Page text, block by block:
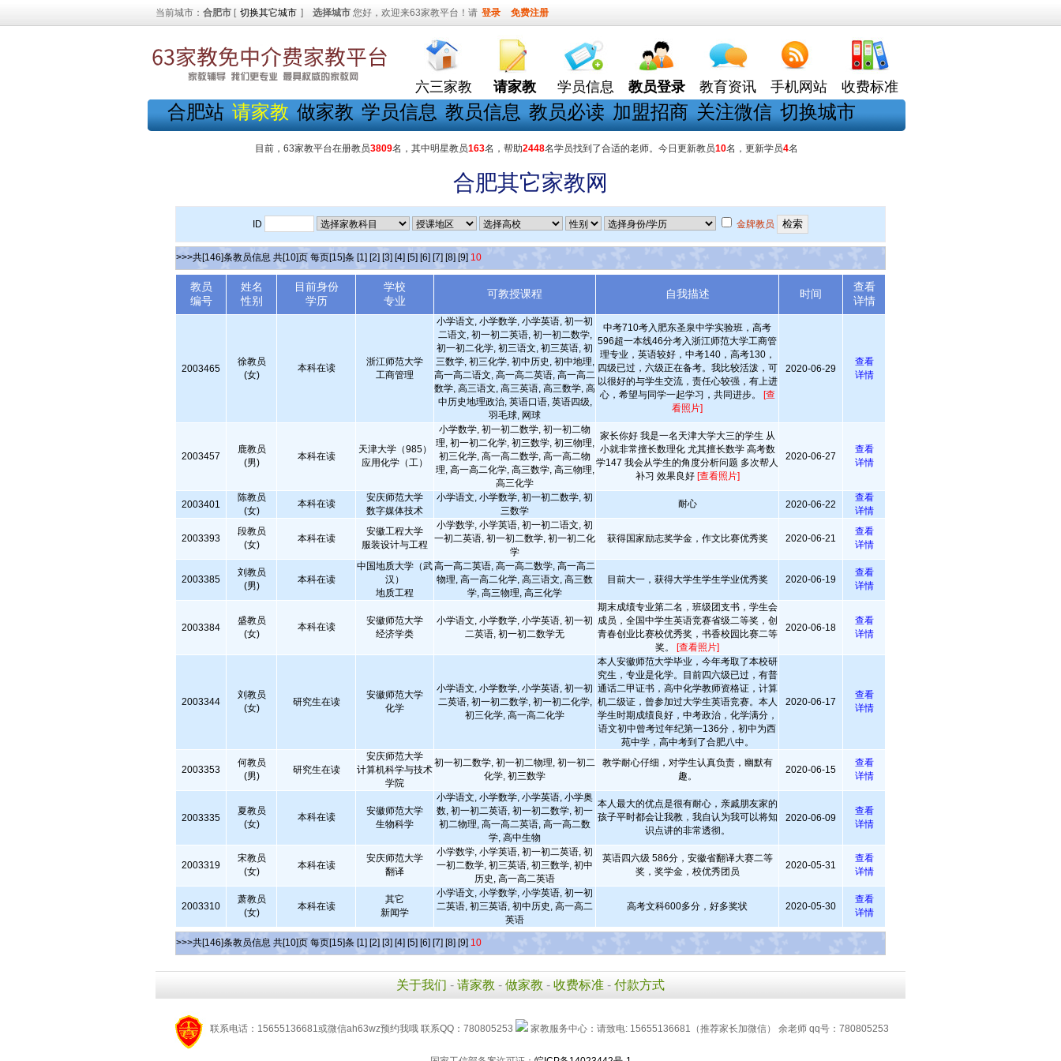
当前城市： 合肥市 [ 切换其它城市 ] 选择城市 您好，欢迎来63家教平台！请 登录 免费注册
六三家教 请家教 学员信息 教员登录 教育资讯 手机网站 收费标准
合肥站 请家教 做家教 学员信息 教员信息 教员必读 加盟招商 关注微信 切换城市
目前，63家教平台在册教员3809名，其中明星教员163名，帮助2448名学员找到了合适的老师。今日更新教员10名，更新学员4名
合肥其它家教网
ID 金牌教员
>>>共[146]条教员信息 共[10]页 每页[15]条 [1] [2] [3] [4] [5] [6] [7] [8] [9] 10
教员
编号
姓名
性别
目前身份
学历
学校
专业
可教授课程 自我描述 时间
查看
详情
2003465
徐教员
(女)
本科在读
浙江师范大学
工商管理
小学语文, 小学数学, 小学英语, 初一初
二语文, 初一初二英语, 初一初二数学,
初一初二化学, 初三语文, 初三英语, 初
三数学, 初三化学, 初中历史, 初中地理,
高一高二语文, 高一高二英语, 高一高二
数学, 高三语文, 高三英语, 高三数学, 高
中历史地理政治, 英语口语, 英语四级,
羽毛球, 网球
中考710考入肥东圣泉中学实验班，高考
596超一本线46分考入浙江师范大学工商管
理专业，英语较好，中考140，高考130，
四级已过，六级正在备考。我比较活泼，可
以很好的与学生交流，责任心较强，有上进
心，希望与同学一起学习，共同进步。
[查
看照片]
2020-06-29
查看
详情
2003457
鹿教员
(男)
本科在读
天津大学（985）
应用化学（工）
小学数学, 初一初二数学, 初一初二物
理, 初一初二化学, 初三数学, 初三物理,
初三化学, 高一高二数学, 高一高二物
理, 高一高二化学, 高三数学, 高三物理,
高三化学
家长你好 我是一名天津大学大三的学生 从
小就非常擅长数理化 尤其擅长数学 高考数
学147 我会从学生的角度分析问题 多次帮人
补习 效果良好 [查看照片]
2020-06-27
查看
详情
2003401
陈教员
(女)
本科在读
安庆师范大学
数字媒体技术
小学语文, 小学数学, 初一初二数学, 初
三数学
耐心 2020-06-22
查看
详情
2003393
段教员
(女)
本科在读
安徽工程大学
服装设计与工程
小学数学, 小学英语, 初一初二语文, 初
一初二英语, 初一初二数学, 初一初二化
学
获得国家励志奖学金，作文比赛优秀奖 2020-06-21
查看
详情
2003385
刘教员
(男)
本科在读
中国地质大学（武
汉）
地质工程
高一高二英语, 高一高二数学, 高一高二
物理, 高一高二化学, 高三语文, 高三数
学, 高三物理, 高三化学
目前大一，获得大学生学生学业优秀奖 2020-06-19
查看
详情
2003384
盛教员
(女)
本科在读
安徽师范大学
经济学类
小学语文, 小学数学, 小学英语, 初一初
二英语, 初一初二数学无
期末成绩专业第二名，班级团支书，学生会
成员，全国中学生英语竞赛省级二等奖，创
青春创业比赛校优秀奖，书香校园比赛二等
奖。 [查看照片]
2020-06-18
查看
详情
2003344
刘教员
(女)
研究生在读
安徽师范大学
化学
小学语文, 小学数学, 小学英语, 初一初
二英语, 初一初二数学, 初一初二化学,
初三化学, 高一高二化学
本人安徽师范大学毕业，今年考取了本校研
究生，专业是化学。目前四六级已过，有普
通话二甲证书，高中化学教师资格证，计算
机二级证，曾参加过大学生英语竞赛。本人
学生时期成绩良好，中考政治，化学满分，
语文初中曾考过年纪第一136分，初中为西
苑中学，高中考到了合肥八中。
2020-06-17
查看
详情
2003353
何教员
(男)
研究生在读
安庆师范大学
计算机科学与技术
学院
初一初二数学, 初一初二物理, 初一初二
化学, 初三数学
教学耐心仔细，对学生认真负责，幽默有
趣。
2020-06-15
查看
详情
2003335
夏教员
(女)
本科在读
安徽师范大学
生物科学
小学语文, 小学数学, 小学英语, 小学奥
数, 初一初二英语, 初一初二数学, 初一
初二物理, 高一高二英语, 高一高二数
学, 高中生物
本人最大的优点是很有耐心，亲戚朋友家的
孩子平时都会让我教，我自认为我可以将知
识点讲的非常透彻。
2020-06-09
查看
详情
2003319
宋教员
(女)
本科在读
安庆师范大学
翻译
小学数学, 小学英语, 初一初二英语, 初
一初二数学, 初三英语, 初三数学, 初中
历史, 高一高二英语
英语四六级 586分，安徽省翻译大赛二等
奖，奖学金，校优秀团员
2020-05-31
查看
详情
2003310
萧教员
(女)
本科在读
其它
新闻学
小学语文, 小学数学, 小学英语, 初一初
二英语, 初三英语, 初中历史, 高一高二
英语
高考文科600多分，好多奖状 2020-05-30
查看
详情
>>>共[146]条教员信息 共[10]页 每页[15]条 [1] [2] [3] [4] [5] [6] [7] [8] [9] 10
关于我们 - 请家教 - 做家教 - 收费标准 - 付款方式
联系电话：15655136681或微信ah63wz预约我哦 联系QQ：780805253 家教服务中心：请致电: 15655136681（推荐家长加微信） 余老师 qq号：780805253